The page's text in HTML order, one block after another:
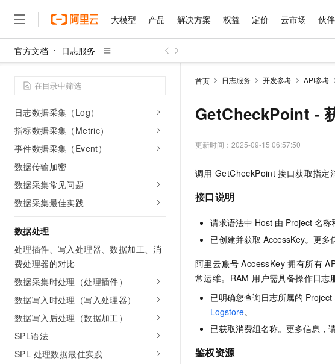
大模型 产品 解决方案 权益 定价 云市场 伙伴
官方文档 日志服务
资源流控及解决方案
数据采集概述
LoongCollector数据采集器（原
日志数据采集（Log）
指标数据采集（Metric）
事件数据采集（Event）
数据传输加密
数据采集常见问题
数据采集最佳实践
数据处理
处理插件、写入处理器、数据加工、消
费处理器的对比
数据采集时处理（处理插件）
数据写入时处理（写入处理器）
数据写入后处理（数据加工）
SPL语法
SPL 处理数据最佳实践
首页 日志服务 开发参考 API参考
GetCheckPoint -
更新时间： 2025-09-15 06:57:50
调用 GetCheckPoint 接口获取指定
接口说明
请求语法中 Host 由 Project 名称
已创建并获取 AccessKey。更多
阿里云账号 AccessKey 拥有所有
常运维。RAM 用户需具备操作日
已明确您查询日志所属的
Logstore。
已获取消费组名称。更多信息，
鉴权资源
大模型
千问AI平台
智能体时代全能旗舰模型
Qwen3.7-Plus
能看、能想、能动手的多模态智能体模型
Qwen3-VL-Plus
视觉 Coding、空间感知、多模态思考等全面升级
大模型服务
千问AI平台-Token Plan
产品
精选产品
人工智能与机器学习
计算
容器
存储
网络与CDN
安全
中间件
数据库
大数据计算
精选产品
多元化、高性能、安全可靠的大模型服务
无影云电脑
随时随地安全接入的云上超级电脑
云解析DNS
覆盖公网/内网、递归/权威、移动APP等全场景解析服务
云原生大数据计算服务 MaxCompute
解决方案
精选解决方案
互联网应用开发
大数据
现代化应用
安全
网络
可观测
上云与迁云
企业出海
精选解决方案
Hermes Agent，打造自进化智能体
自主进化，持久记忆，越用越聪明
快速拥有专属 OpenClaw
让AI从“聊天伙伴”进化为能干活的“数字员工”
权益 普惠上云
推荐新用户得奖励，单订单最高返9万
云工开物
高校专属算力普惠，学生认证享300元代金券
免费试用
解决方案免费试用 新老同享
AI 产品 免费试用
1亿+ 大模型 tokens 和 30+ 款产品免费体验
140+云产品 免费试用
产品新客免费试用，最长12个月
大模型ACA认证体验
定价 产品定价
了解云产品的定价详情
云上成本管理
管理和优化成本
云市场 精选商城
多端小程序
观测云
Tuya 物联网平台阿里云版
蓝凌 OA
电子合同
畅捷通
AI空中课堂在线直播课堂（旗舰版）
伙伴 成为销售伙伴
咨询伙伴
销售伙伴合作计划
无影生态合作计划
Salesforce On Alibaba Cloud
AI 大模型销售与服务生态合作计划
服务 售前咨询
自助服务
在线服务
工单服务
短信专区
了解阿里云 为什么选择阿里云
技术领先
分析师报告
研究报告与白皮书
天池大赛
AI 算法大赛
云开发大赛
入门学习赛